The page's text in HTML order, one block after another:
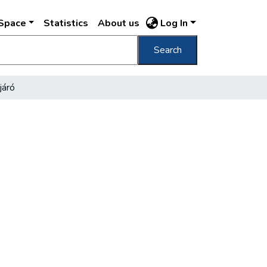
Statistics About us Log In
Search